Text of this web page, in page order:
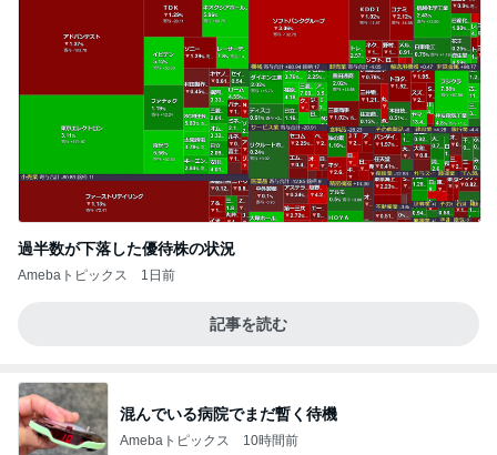
過半数が下落した優待株の状況
Amebaトピックス 1日前
記事を読む
混んでいる病院でまだ暫く待機
Amebaトピックス 10時間前